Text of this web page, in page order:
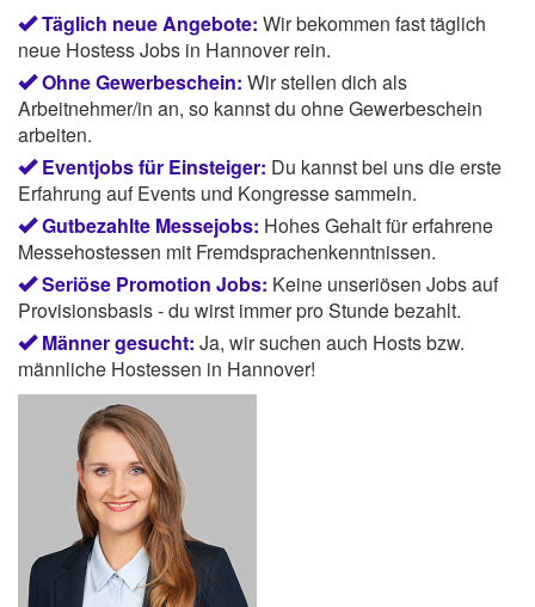
Täglich neue Angebote: Wir bekommen fast täglich
neue Hostess Jobs in Hannover rein.
Ohne Gewerbeschein: Wir stellen dich als
Arbeitnehmer/in an, so kannst du ohne Gewerbeschein
arbeiten.
Eventjobs für Einsteiger: Du kannst bei uns die erste
Erfahrung auf Events und Kongresse sammeln.
Gutbezahlte Messejobs: Hohes Gehalt für erfahrene
Messehostessen mit Fremdsprachenkenntnissen.
Seriöse Promotion Jobs: Keine unseriösen Jobs auf
Provisionsbasis - du wirst immer pro Stunde bezahlt.
Männer gesucht: Ja, wir suchen auch Hosts bzw.
männliche Hostessen in Hannover!